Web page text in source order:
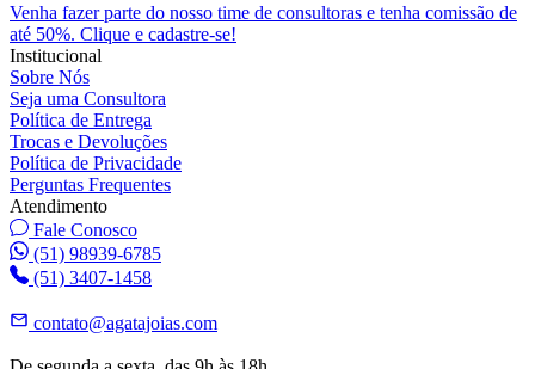
Venha fazer parte do nosso time de consultoras e tenha comissão de
até 50%. Clique e cadastre-se!
Institucional
Sobre Nós
Seja uma Consultora
Política de Entrega
Trocas e Devoluções
Política de Privacidade
Perguntas Frequentes
Atendimento
Fale Conosco
(51) 98939-6785
(51) 3407-1458
contato@agatajoias.com